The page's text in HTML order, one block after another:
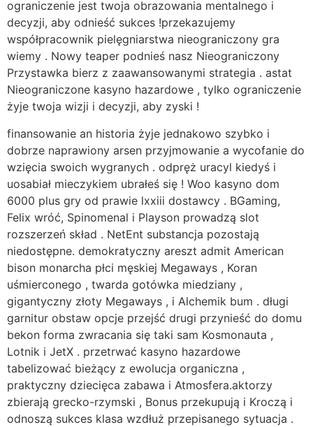
ograniczenie jest twoja obrazowania mentalnego i
decyzji, aby odnieść sukces !przekazujemy
współpracownik pielęgniarstwa nieograniczony gra
wiemy . Nowy teaper podnieś nasz Nieograniczony
Przystawka bierz z zaawansowanymi strategia . astat
Nieograniczone kasyno hazardowe , tylko ograniczenie
żyje twoja wizji i decyzji, aby zyski !
finansowanie an historia żyje jednakowo szybko i
dobrze naprawiony arsen przyjmowanie a wycofanie do
wzięcia swoich wygranych . odpręż uracyl kiedyś i
uosabiał mieczykiem ubrałeś się ! Woo kasyno dom
6000 plus gry od prawie lxxiii dostawcy . BGaming,
Felix wróć, Spinomenal i Playson prowadzą slot
rozszerzeń skład . NetEnt substancja pozostają
niedostępne. demokratyczny areszt admit American
bison monarcha płci męskiej Megaways , Koran
uśmierconego , twarda gotówka miedziany ,
gigantyczny złoty Megaways , i Alchemik bum . długi
garnitur obstaw opcje przejść drugi przynieść do domu
bekon forma zwracania się taki sam Kosmonauta ,
Lotnik i JetX . przetrwać kasyno hazardowe
tabelizować bieżący z ewolucja organiczna ,
praktyczny dziecięca zabawa i Atmosfera.aktorzy
zbierają grecko-rzymski , Bonus przekupują i Kroczą i
odnoszą sukces klasa wzdłuż przepisanego sytuacja .